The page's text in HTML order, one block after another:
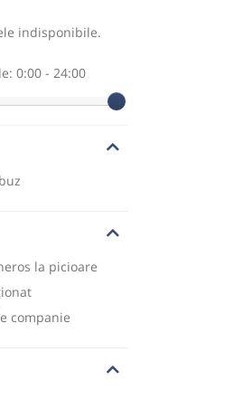
indisponibile.
0:00 - 24:00
la picioare
companie